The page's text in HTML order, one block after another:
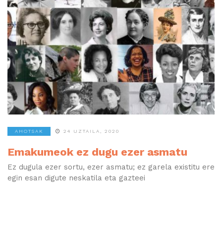
AHOTSAK 24 UZTAILA, 2020
Emakumeok ez dugu ezer asmatu
Ez dugula ezer sortu, ezer asmatu; ez garela existitu ere
egin esan digute neskatila eta gazteei